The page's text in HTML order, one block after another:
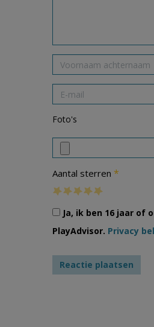
Foto's
Aantal sterren *
Ja, ik ben 16 jaar of
PlayAdvisor. Privacy